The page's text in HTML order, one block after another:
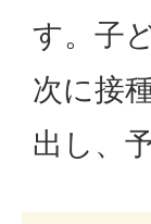
す。子
次に接
出し、